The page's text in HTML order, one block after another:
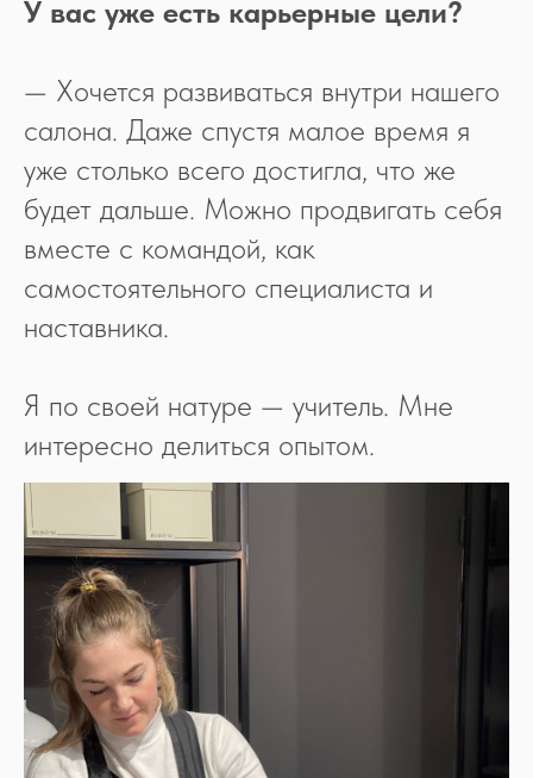
У вас уже есть карьерные цели?
— Хочется развиваться внутри нашего
салона. Даже спустя малое время я
уже столько всего достигла, что же
будет дальше. Можно продвигать себя
вместе с командой, как
самостоятельного специалиста и
наставника.
Я по своей натуре — учитель. Мне
интересно делиться опытом.
СОЦСЕТИ
ОБУЧЕНИЕ
расписание
вебинары
7 секретов LB
Образовательная лицензия
ПОЛЕЗНОЕ
энциклопедия цветов
базы и фермы
биржа труда
подари курс
тест флориста
журнал
О НАС
об Академии
контакты
студия цветов